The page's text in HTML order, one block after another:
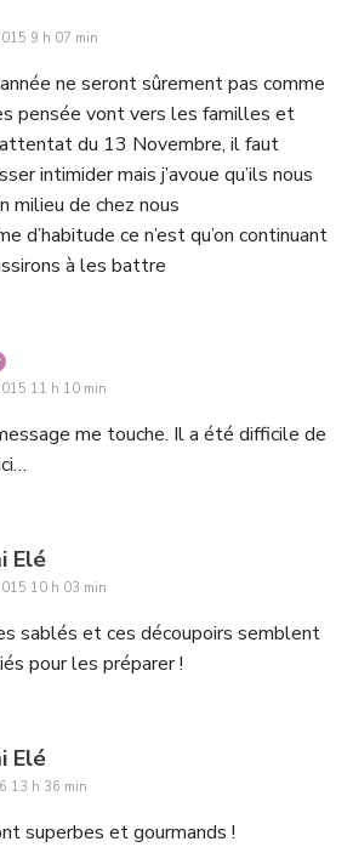
9 h 07 min
ne seront sûrement pas comme
pensée vont vers les familles et
du 13 Novembre, il faut
intimider mais j’avoue qu’ils nous
milieu de chez nous
d’habitude ce n’est qu’on continuant
à les battre
says:
11 h 10 min
me touche. Il a été difficile de
Elésays:
10 h 03 min
sablés et ces découpoirs semblent
pour les préparer !
Elésays:
13 h 36 min
superbes et gourmands !